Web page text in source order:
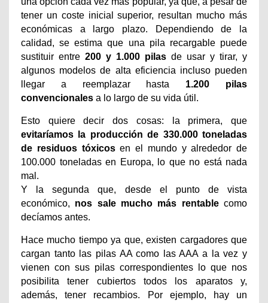
tener un coste inicial superior, resultan mucho más
económicas a largo plazo. Dependiendo de la
calidad, se estima que una pila recargable puede
sustituir entre 200 y 1.000 pilas de usar y tirar, y
algunos modelos de alta eficiencia incluso pueden
llegar a reemplazar hasta 1.200 pilas
convencionales a lo largo de su vida útil.
Esto quiere decir dos cosas: la primera, que
evitaríamos la producción de 330.000 toneladas
de residuos tóxicosen el mundo y alrededor de
100.000 toneladas en Europa, lo que no está nada
mal.
Y la segunda que, desde el punto de vista
económico, nos sale mucho más rentablecomo
decíamos antes.
Hace mucho tiempo ya que, existen cargadores que
cargan tanto las pilas AA como las AAA a la vez y
vienen con sus pilas correspondientes lo que nos
posibilita tener cubiertos todos los aparatos y,
además, tener recambios. Por ejemplo, hay un